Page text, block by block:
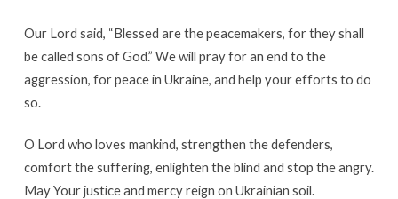
Our Lord said, “Blessed are the peacemakers, for they shall
be called sons of God.” We will pray for an end to the
aggression, for peace in Ukraine, and help your efforts to do
so.
O Lord who loves mankind, strengthen the defenders,
comfort the suffering, enlighten the blind and stop the angry.
May Your justice and mercy reign on Ukrainian soil.